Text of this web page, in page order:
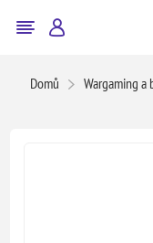
Domů Wargaming a